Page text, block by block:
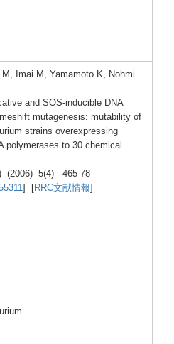
M, Imai M, Yamamoto K, Nohmi
e and SOS-induci ble DNA
shift mutagenesis: mutability of
m strains overexpressing
polymerases to 30 chemical
) (2006) 5(4) 465-78
311 RRC文献情報
m